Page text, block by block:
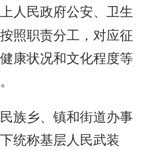
人民政府公安、卫生
照职责分工，对应征
康状况和文化程度等
族乡、镇和街道办事
统称基层人民武装